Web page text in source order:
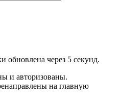
обновлена через 5 секунд.
и авторизованы.
на главную